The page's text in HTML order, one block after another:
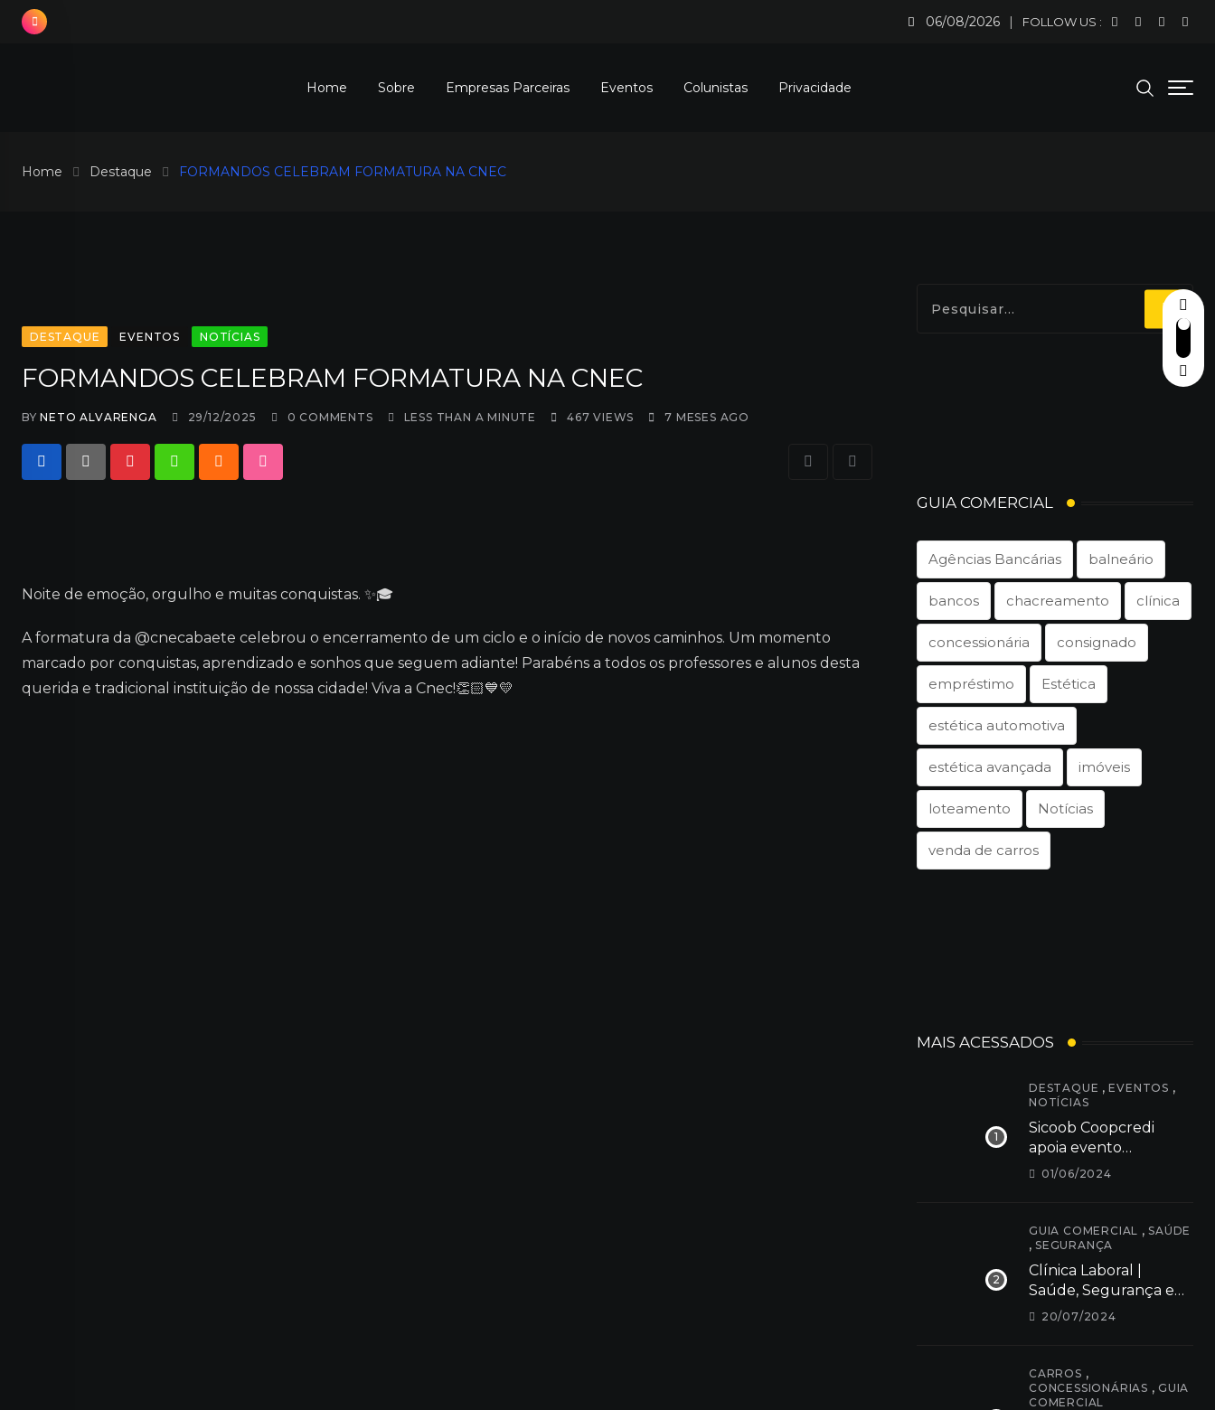
Skip
06/08/2026 FOLLOW US :
Home Sobre Empresas Parceiras Eventos Colunistas Privacidade
Home Destaque FORMANDOS CELEBRAM FORMATURA NA CNEC
DESTAQUE EVENTOS NOTÍCIAS
FORMANDOS CELEBRAM FORMATURA NA CNEC
BYNETO ALVARENGA 29/12/2025 0 COMMENTS LESS THAN A MINUTE 467 VIEWS 7 MESES AGO
Noite de emoção, orgulho e muitas conquistas. ✨🎓
A formatura da @cnecabaete celebrou o encerramento de um ciclo e o início de novos caminhos. Um momento
marcado por conquistas, aprendizado e sonhos que seguem adiante! Parabéns a todos os professores e alunos desta
querida e tradicional instituição de nossa cidade! Viva a Cnec!👏🏻💙💛
GUIA COMERCIAL
Agências Bancárias balneário
bancos chacreamento clínica
concessionária consignado
empréstimo Estética
estética automotiva
estética avançada imóveis
loteamento Notícias
venda de carros
MAIS ACESSADOS
DESTAQUE ,EVENTOS ,
NOTÍCIAS
Sicoob Coopcredi
apoia evento
Cãominhada 2024 em
01/06/2024
GUIA COMERCIAL ,SAÚDE
, SEGURANÇA
Clínica Laboral |
Saúde, Segurança e
Bem estar
20/07/2024
CARROS ,
CONCESSIONÁRIAS , GUIA
COMERCIAL